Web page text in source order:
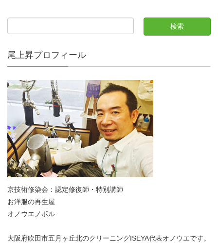
尾上昇プロフィール
京技術修染会：認定修復師・特別講師
お洋服の再生屋
オノウエノボル
大阪府吹田市五月ヶ丘北のクリーニングISEYA代表オノウエです。